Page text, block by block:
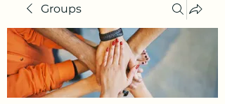
Groups